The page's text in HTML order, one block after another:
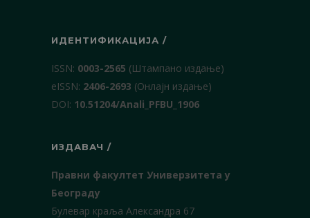
ИДЕНТИФИКАЦИЈА /
ISSN: 0003-2565 (Штампано издање)
еISSN: 2406-2693 (Онлајн издање)
DOI: 10.51204/Anali_PFBU_1906
ИЗДАВАЧ /
Правни факултет Универзитета у
Београду
Булевар краља Александра 67